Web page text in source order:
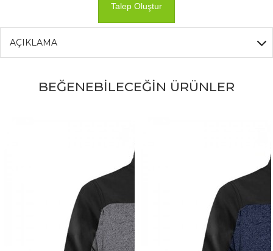
Talep Oluştur
AÇIKLAMA
BEĞENEBİLECEĞİN ÜRÜNLER